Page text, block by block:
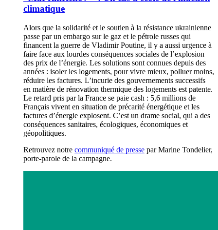
climatique
Alors que la solidarité et le soutien à la résistance ukrainienne
passe par un embargo sur le gaz et le pétrole russes qui
financent la guerre de Vladimir Poutine, il y a aussi urgence à
faire face aux lourdes conséquences sociales de l’explosion
des prix de l’énergie. Les solutions sont connues depuis des
années : isoler les logements, pour vivre mieux, polluer moins,
réduire les factures. L’incurie des gouvernements successifs
en matière de rénovation thermique des logements est patente.
Le retard pris par la France se paie cash : 5,6 millions de
Français vivent en situation de précarité énergétique et les
factures d’énergie explosent. C’est un drame social, qui a des
conséquences sanitaires, écologiques, économiques et
géopolitiques.
Retrouvez notre communiqué de presse par Marine Tondelier,
porte-parole de la campagne.